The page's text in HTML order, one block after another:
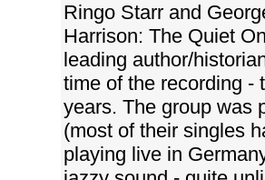
Ringo Starr and
Harrison: The Quiet
leading author/
time of the recording -
years. The group was
(most of their singles
playing live in